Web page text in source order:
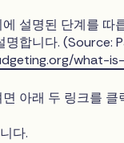
설명된 단계를 따
명합니다.
what-
아래 두 링크를 클
다.